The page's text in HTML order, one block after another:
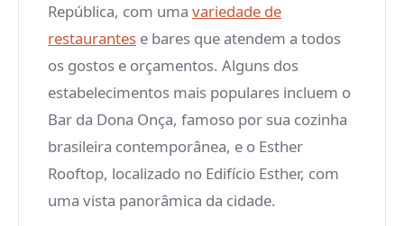
República, com uma variedade de
restaurantes e bares que atendem a todos
os gostos e orçamentos. Alguns dos
estabelecimentos mais populares incluem o
Bar da Dona Onça, famoso por sua cozinha
brasileira contemporânea, e o Esther
Rooftop, localizado no Edifício Esther, com
uma vista panorâmica da cidade.